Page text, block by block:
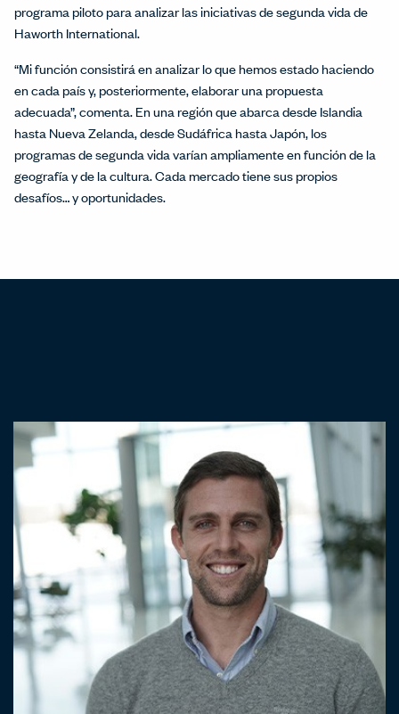
programa piloto para analizar las iniciativas de segunda vida de
Haworth International.
“Mi función consistirá en analizar lo que hemos estado haciendo
en cada país y, posteriormente, elaborar una propuesta
adecuada”, comenta. En una región que abarca desde Islandia
hasta Nueva Zelanda, desde Sudáfrica hasta Japón, los
programas de segunda vida varían ampliamente en función de la
geografía y de la cultura. Cada mercado tiene sus propios
desafíos… y oportunidades.